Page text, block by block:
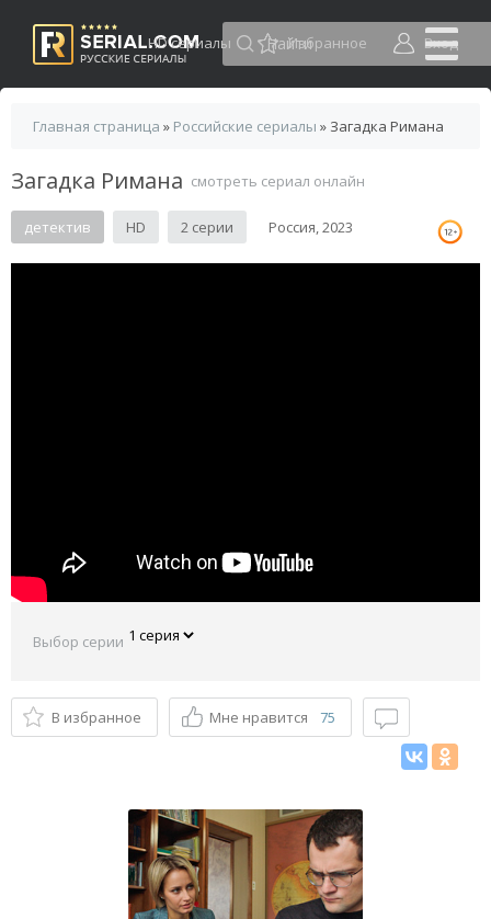
HD сериалы Избранное Вход
Главная страница » Российские сериалы » Загадка Римана
Загадка Римана смотреть сериал онлайн
детектив HD 2 серии Россия, 2023
Выбор серии
В избранное Мне нравится 75